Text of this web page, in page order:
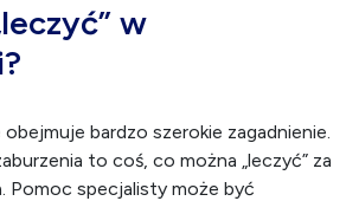
w
bardzo szerokie zagadnienie.
to coś, co można „leczyć” za
Pomoc specjalisty może być